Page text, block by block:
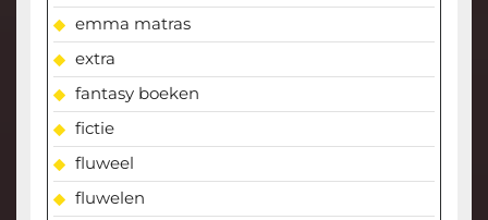
emma matras
extra
fantasy boeken
fictie
fluweel
fluwelen